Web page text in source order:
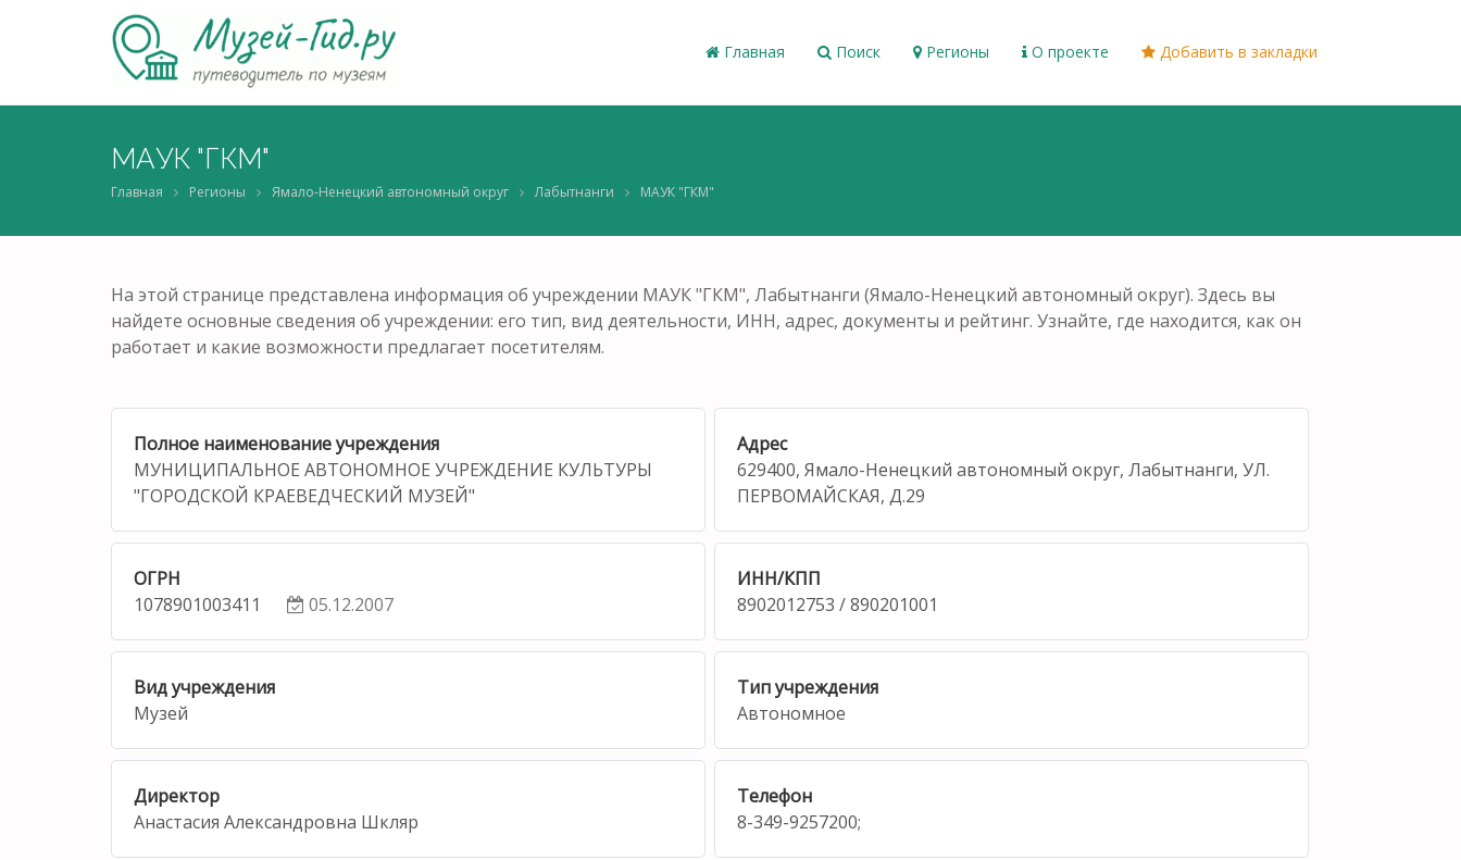
Главная Поиск Регионы О проекте Добавить в закладки
МАУК "ГКМ"
Главная Регионы Ямало-Ненецкий автономный округ Лабытнанги МАУК "ГКМ"
На этой странице представлена информация об учреждении МАУК "ГКМ", Лабытнанги (Ямало-Ненецкий автономный округ). Здесь вы
найдете основные сведения об учреждении: его тип, вид деятельности, ИНН, адрес, документы и рейтинг. Узнайте, где находится, как он
работает и какие возможности предлагает посетителям.
Полное наименование учреждения
МУНИЦИПАЛЬНОЕ АВТОНОМНОЕ УЧРЕЖДЕНИЕ КУЛЬТУРЫ
"ГОРОДСКОЙ КРАЕВЕДЧЕСКИЙ МУЗЕЙ"
Адрес
629400, Ямало-Ненецкий автономный округ, Лабытнанги, УЛ.
ПЕРВОМАЙСКАЯ, Д.29
ОГРН
1078901003411
05.12.2007
ИНН/КПП
8902012753 / 890201001
Вид учреждения
Музей
Тип учреждения
Автономное
Директор
Анастасия Александровна Шкляр
Телефон
8-349-9257200;